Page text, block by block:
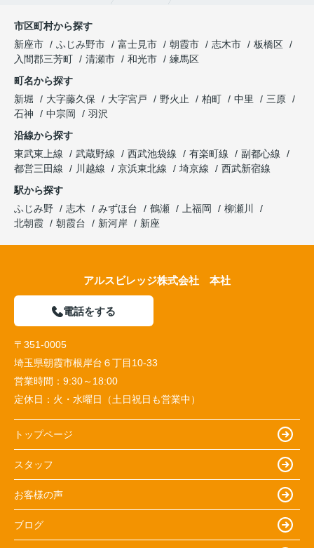
市区町村から探す
新座市
ふじみ野市 富士見市 朝霞市 志木市
板橋区
入間郡三芳町
清瀬市 和光市
練馬区
町名から探す
新堀
大字藤久保 大字宮戸 野火止 柏町 中里
三原
石神
中宗岡
羽沢
沿線から探す
東武東上線
武蔵野線 西武池袋線 有楽町線
副都心線
都営三田線
川越線 京浜東北線 埼京線
西武新宿線
駅から探す
ふじみ野
志木 みずほ台 鶴瀬 上福岡
柳瀬川
北朝霞
朝霞台 新河岸 新座
アルスビレッジ株式会社 本社
電話をする
〒351-0005
埼玉県朝霞市根岸台６丁目10-33
営業時間： 9:30～18:00
定休日： 火・水曜日（土日祝日も営業中）
トップページ
スタッフ
お客様の声
ブログ